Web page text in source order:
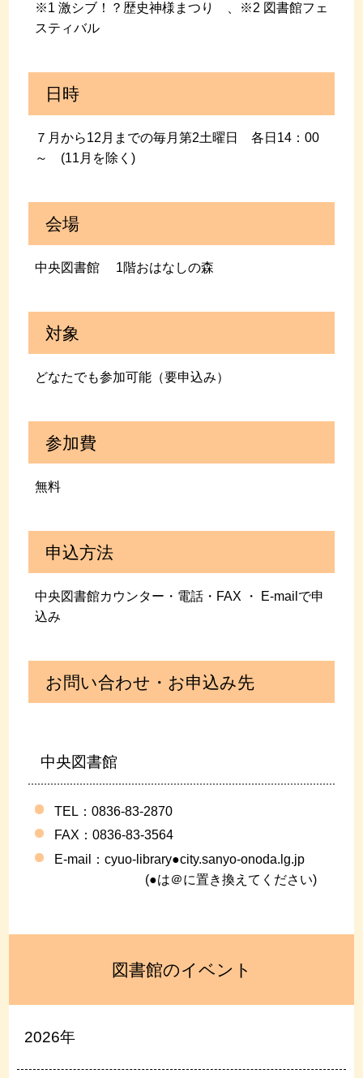
※1 激シブ！？歴史神様まつり 、※2 図書館フェ
スティバル
日時
７月から12月までの毎月第2土曜日 各日14：00
～ (11月を除く)
会場
中央図書館 1階おはなしの森
対象
どなたでも参加可能（要申込み）
参加費
無料
申込方法
中央図書館カウンター・電話・FAX ・ E-mailで申
込み
お問い合わせ・お申込み先
中央図書館
TEL：0836-83-2870
FAX ：0836-83-3564
E-mail：cyuo-library●city.sanyo-onoda.lg.jp
(●は＠に置き換えてください)
図書館のイベント
2026年